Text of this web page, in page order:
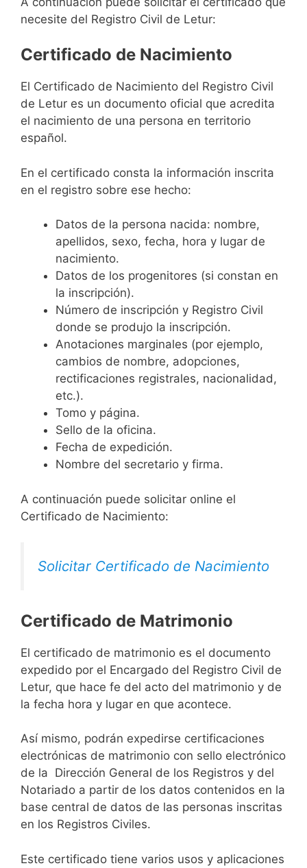
necesite del Registro Civil de Letur:
Certificado de Nacimiento
El Certificado de Nacimiento del Registro Civil
de Letur es un documento oficial que acredita
el nacimiento de una persona en territorio
español.
En el certificado consta la información inscrita
en el registro sobre ese hecho:
Datos de la persona nacida: nombre,
apellidos, sexo, fecha, hora y lugar de
nacimiento.
Datos de los progenitores (si constan en
la inscripción).
Número de inscripción y Registro Civil
donde se produjo la inscripción.
Anotaciones marginales (por ejemplo,
cambios de nombre, adopciones,
rectificaciones registrales, nacionalidad,
etc.).
Tomo y página.
Sello de la oficina.
Fecha de expedición.
Nombre del secretario y firma.
A continuación puede solicitar online el
Certificado de Nacimiento:
Solicitar Certificado de Nacimiento
Certificado de Matrimonio
El certificado de matrimonio es el documento
expedido por el Encargado del Registro Civil de
Letur, que hace fe del acto del matrimonio y de
la fecha hora y lugar en que acontece.
Así mismo, podrán expedirse certificaciones
electrónicas de matrimonio con sello electrónico
de la Dirección General de los Registros y del
Notariado a partir de los datos contenidos en la
base central de datos de las personas inscritas
en los Registros Civiles.
Este certificado tiene varios usos y aplicaciones